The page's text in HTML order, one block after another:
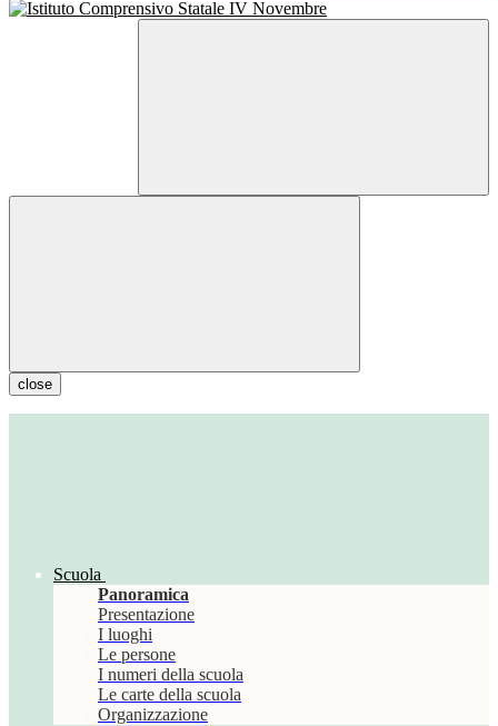
close
Scuola
Panoramica
Presentazione
I luoghi
Le persone
I numeri della scuola
Le carte della scuola
Organizzazione